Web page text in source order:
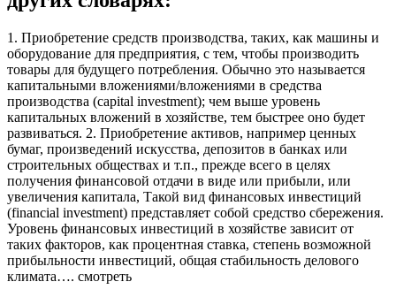
1. Приобретение средств производства, таких, как машины и
оборудование для предприятия, с тем, чтобы производить
товары для будущего потребления. Обычно это называется
капитальными вложениями/вложениями в средства
производства (capital investment); чем выше уровень
капитальных вложений в хозяйстве, тем быстрее оно будет
развиваться. 2. Приобретение активов, например ценных
бумаг, произведений искусства, депозитов в банках или
строительных обществах и т.п., прежде всего в целях
получения финансовой отдачи в виде или прибыли, или
увеличения капитала, Такой вид финансовых инвестиций
(financial investment) представляет собой средство сбережения.
Уровень финансовых инвестиций в хозяйстве зависит от
таких факторов, как процентная ставка, степень возможной
прибыльности инвестиций, общая стабильность делового
климата…. смотреть